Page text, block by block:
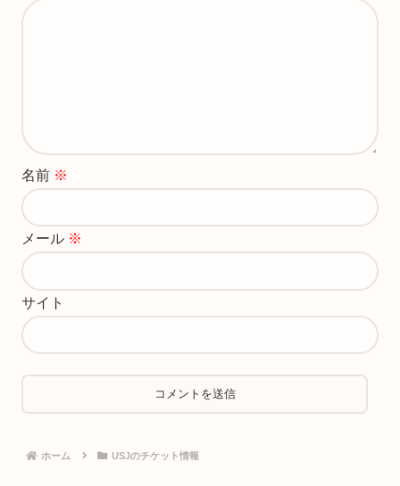
名前 ※
メール ※
サイト
ホーム USJのチケット情報